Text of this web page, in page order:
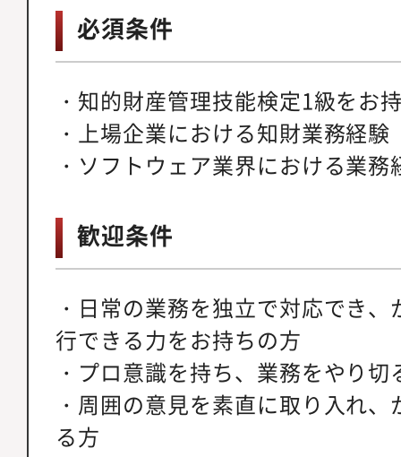
必須条件
・知的財産管理技能検定1級をお
・上場企業における知財業務経験
・ソフトウェア業界における業務
歓迎条件
・日常の業務を独立で対応でき
行できる力をお持ちの方
・プロ意識を持ち、業務をやり
・周囲の意見を素直に取り入れ
る方